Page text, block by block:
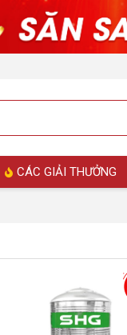
CÁC GIẢI THƯỞNG